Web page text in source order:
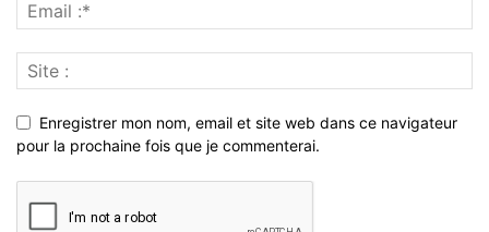
Enregistrer mon nom, email et site web dans ce navigateur
pour la prochaine fois que je commenterai.